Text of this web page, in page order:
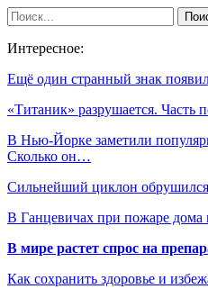
Интересное:
Ещё один странный знак
«Титаник» разрушается. Часть
В Нью-Йорке заметили
Сколько он…
Сильнейший циклон
В Ганцевичах при пожаре дома
В мире растет спрос на
Как сохранить здоровье и